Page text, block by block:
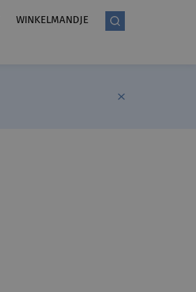
WINKELMANDJE